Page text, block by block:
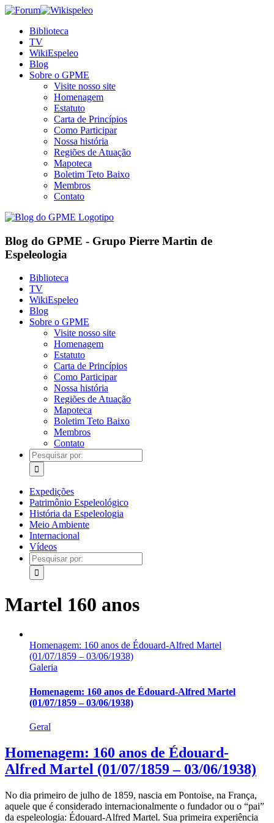
Skip
content
Facebook
Twitter
Forum Wikispeleo
Biblioteca
TV
WikiEspeleo
Blog
Sobre o GPME
Visite nosso site
Homenagem
Estatuto
Carta de Princípios
Como Participar
Nossa história
Regiões de Atuação
Mapoteca
Boletim Teto Baixo
Membros
Contato
Blog do GPME - Grupo Pierre Martin de
Espeleologia
Biblioteca
TV
WikiEspeleo
Blog
Sobre o GPME
Visite nosso site
Homenagem
Estatuto
Carta de Princípios
Como Participar
Nossa história
Regiões de Atuação
Mapoteca
Boletim Teto Baixo
Membros
Contato
Pesquisar
por:
Expedições
Patrimônio Espeleológico
História da Espeleologia
Meio Ambiente
Internacional
Vídeos
Pesquisar
por:
Martel 160 anos
Homenagem: 160 anos de Édouard-Alfred Martel
(01/07/1859 – 03/06/1938)
Galeria
Homenagem: 160 anos de Édouard-Alfred Martel
(01/07/1859 – 03/06/1938)
Geral
Homenagem: 160 anos de Édouard-
Alfred Martel (01/07/1859 – 03/06/1938)
No dia primeiro de julho de 1859, nascia em Pontoise, na França,
aquele que é considerado internacionalmente o fundador ou o “pai”
da espeleologia: Édouard-Alfred Martel. Sua primeira experiência